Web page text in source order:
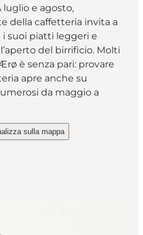
luglio e agosto,
della caffetteria invita a
i suoi piatti leggeri e
del birrificio. Molti
è senza pari: provare
apre anche su
da maggio a
sulla mappa
Bryggeri on_map